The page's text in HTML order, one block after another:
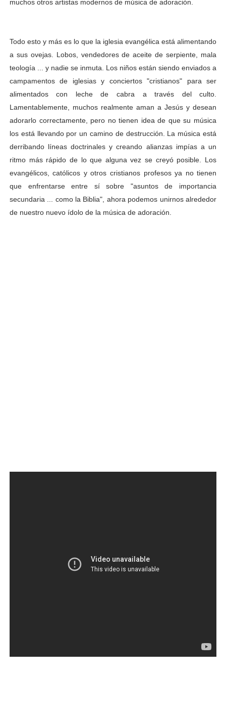
muchos otros artistas modernos de música de adoración.
Todo esto y más es lo que la iglesia evangélica está alimentando
a sus ovejas. Lobos, vendedores de aceite de serpiente, mala
teología ... y nadie se inmuta. Los niños están siendo enviados a
campamentos de iglesias y conciertos "cristianos" para ser
alimentados con leche de cabra a través del culto.
Lamentablemente, muchos realmente aman a Jesús y desean
adorarlo correctamente, pero no tienen idea de que su música
los está llevando por un camino de destrucción. La música está
derribando líneas doctrinales y creando alianzas impías a un
ritmo más rápido de lo que alguna vez se creyó posible. Los
evangélicos, católicos y otros cristianos profesos ya no tienen
que enfrentarse entre sí sobre "asuntos de importancia
secundaria ... como la Biblia", ahora podemos unirnos alrededor
de nuestro nuevo ídolo de la música de adoración.